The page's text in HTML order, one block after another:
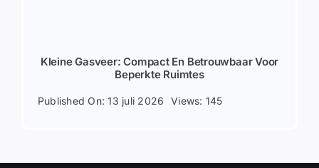
Kleine Gasveer: Compact En Betrouwbaar Voor
Beperkte Ruimtes
Published On: 13 juli 2026 Views: 145